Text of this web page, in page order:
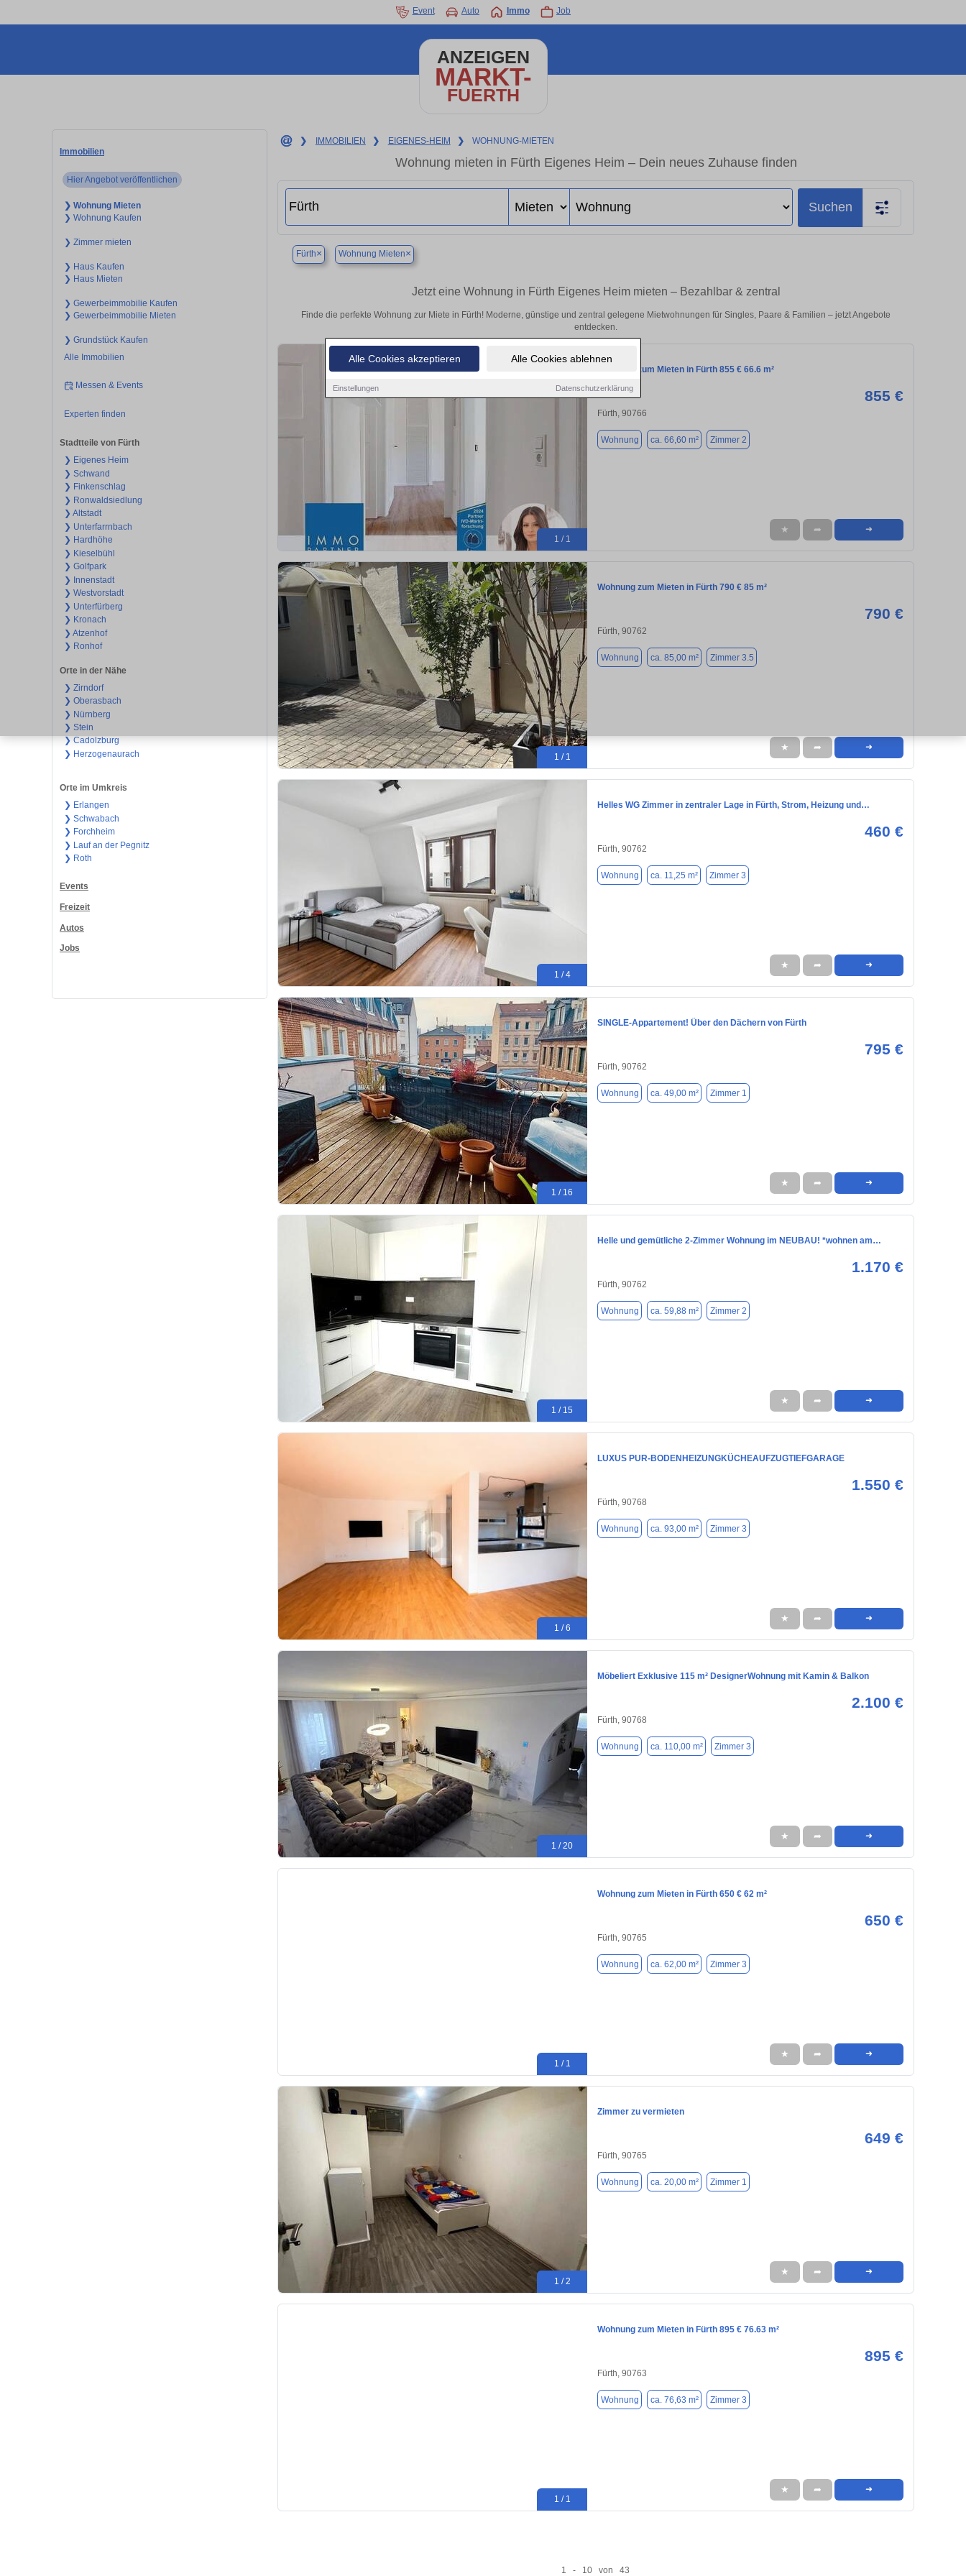
Alle Cookies akzeptieren Alle Cookies ablehnen
Einstellungen Datenschutzerklärung
Event Auto Immo Job
ANZEIGEN
MARKT-
FUERTH
Immobilien
Hier Angebot veröffentlichen
❯ Wohnung Mieten
❯ Wohnung Kaufen
❯ Zimmer mieten
❯ Haus Kaufen
❯ Haus Mieten
❯ Gewerbeimmobilie Kaufen
❯ Gewerbeimmobilie Mieten
❯ Grundstück Kaufen
Alle Immobilien
Messen & Events
Experten finden
Stadtteile von Fürth
❯ Eigenes Heim
❯ Schwand
❯ Finkenschlag
❯ Ronwaldsiedlung
❯ Altstadt
❯ Unterfarrnbach
❯ Hardhöhe
❯ Kieselbühl
❯ Golfpark
❯ Innenstadt
❯ Westvorstadt
❯ Unterfürberg
❯ Kronach
❯ Atzenhof
❯ Ronhof
Orte in der Nähe
❯ Zirndorf
❯ Oberasbach
❯ Nürnberg
❯ Stein
❯ Cadolzburg
❯ Herzogenaurach
Orte im Umkreis
❯ Erlangen
❯ Schwabach
❯ Forchheim
❯ Lauf an der Pegnitz
❯ Roth
Events
Freizeit
Autos
Jobs
❯ IMMOBILIEN ❯ EIGENES-HEIM ❯ WOHNUNG-MIETEN
Wohnung mieten in Fürth Eigenes Heim – Dein neues Zuhause finden
Suchen
Fürth× Wohnung Mieten×
Jetzt eine Wohnung in Fürth Eigenes Heim mieten – Bezahlbar & zentral
Finde die perfekte Wohnung zur Miete in Fürth! Moderne, günstige und zentral gelegene Mietwohnungen für Singles, Paare & Familien – jetzt Angebote
entdecken.
1 / 1
Wohnung zum Mieten in Fürth 855 € 66.6 m²
855 €
Fürth, 90766
Wohnung ca. 66,60 m² Zimmer 2
★ ➦ ➜
1 / 1
Wohnung zum Mieten in Fürth 790 € 85 m²
790 €
Fürth, 90762
Wohnung ca. 85,00 m² Zimmer 3.5
★ ➦ ➜
1 / 4
Helles WG Zimmer in zentraler Lage in Fürth, Strom, Heizung und…
460 €
Fürth, 90762
Wohnung ca. 11,25 m² Zimmer 3
★ ➦ ➜
1 / 16
SINGLE-Appartement! Über den Dächern von Fürth
795 €
Fürth, 90762
Wohnung ca. 49,00 m² Zimmer 1
★ ➦ ➜
1 / 15
Helle und gemütliche 2-Zimmer Wohnung im NEUBAU! *wohnen am…
1.170 €
Fürth, 90762
Wohnung ca. 59,88 m² Zimmer 2
★ ➦ ➜
1 / 6
LUXUS PUR-BODENHEIZUNGKÜCHEAUFZUGTIEFGARAGE
1.550 €
Fürth, 90768
Wohnung ca. 93,00 m² Zimmer 3
★ ➦ ➜
1 / 20
Möbeliert Exklusive 115 m² DesignerWohnung mit Kamin & Balkon
2.100 €
Fürth, 90768
Wohnung ca. 110,00 m² Zimmer 3
★ ➦ ➜
1 / 1
Wohnung zum Mieten in Fürth 650 € 62 m²
650 €
Fürth, 90765
Wohnung ca. 62,00 m² Zimmer 3
★ ➦ ➜
1 / 2
Zimmer zu vermieten
649 €
Fürth, 90765
Wohnung ca. 20,00 m² Zimmer 1
★ ➦ ➜
1 / 1
Wohnung zum Mieten in Fürth 895 € 76.63 m²
895 €
Fürth, 90763
Wohnung ca. 76,63 m² Zimmer 3
★ ➦ ➜
1 - 10 von 43